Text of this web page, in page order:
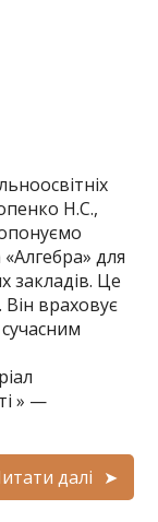
Н.С.,
для
закладів. Це
Він враховує
» —
далі